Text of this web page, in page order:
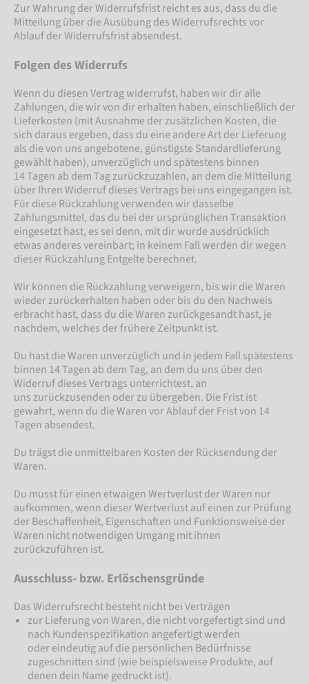
Zur Wahrung der Widerrufsfrist reicht es aus, dass du die
Mitteilung über die Ausübung des Widerrufsrechts vor
Ablauf der Widerrufsfrist absendest.
Folgen des Widerrufs
Wenn du diesen Vertrag widerrufst, haben wir dir alle
Zahlungen, die wir von dir erhalten haben, einschließlich der
Lieferkosten (mit Ausnahme der zusätzlichen Kosten, die
sich daraus ergeben, dass du eine andere Art der Lieferung
als die von uns angebotene, günstigste Standardlieferung
gewählt haben), unverzüglich und spätestens binnen
14 Tagen ab dem Tag zurückzuzahlen, an dem die Mitteilung
über Ihren Widerruf dieses Vertrags bei uns eingegangen ist.
Für diese Rückzahlung verwenden wir dasselbe
Zahlungsmittel, das du bei der ursprünglichen Transaktion
eingesetzt hast, es sei denn, mit dir wurde ausdrücklich
etwas anderes vereinbart; in keinem Fall werden dir wegen
dieser Rückzahlung Entgelte berechnet.
Wir können die Rückzahlung verweigern, bis wir die Waren
wieder zurückerhalten haben oder bis du den Nachweis
erbracht hast, dass du die Waren zurückgesandt hast, je
nachdem, welches der frühere Zeitpunkt ist.
Du hast die Waren unverzüglich und in jedem Fall spätestens
binnen 14 Tagen ab dem Tag, an dem du uns über den
Widerruf dieses Vertrags unterrichtest, an
uns zurückzusenden oder zu übergeben. Die Frist ist
gewahrt, wenn du die Waren vor Ablauf der Frist von 14
Tagen absendest.
Du trägst die unmittelbaren Kosten der Rücksendung der
Waren.
Du musst für einen etwaigen Wertverlust der Waren nur
aufkommen, wenn dieser Wertverlust auf einen zur Prüfung
der Beschaffenheit, Eigenschaften und Funktionsweise der
Waren nicht notwendigen Umgang mit ihnen
zurückzuführen ist.
Ausschluss- bzw. Erlöschensgründe
Das Widerrufsrecht besteht nicht bei Verträgen
zur Lieferung von Waren, die nicht vorgefertigt sind und
nach Kundenspezifikation angefertigt werden
oder eindeutig auf die persönlichen Bedürfnisse
zugeschnitten sind (wie beispielsweise Produkte, auf
denen dein Name gedruckt ist).